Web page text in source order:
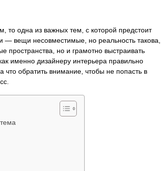
то одна из важных тем, с которой предстоит
— вещи несовместимые, но реальность такова,
пространства, но и грамотно выстраивать
именно дизайнеру интерьера правильно
что обратить внимание, чтобы не попасть в